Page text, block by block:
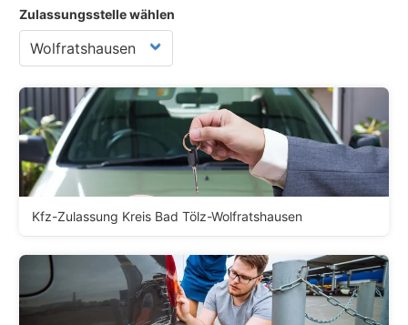
Zulassungsstelle wählen
Kfz-Zulassung Kreis Bad Tölz-Wolfratshausen